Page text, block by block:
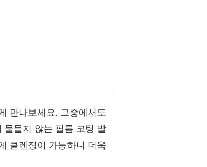
만나보세요. 그중에서도
물들지 않는 필름 코팅 발
클렌징이 가능하니 더욱